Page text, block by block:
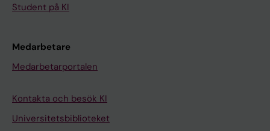
Student på KI
Medarbetare
Medarbetarportalen
Kontakta och besök KI
Universitetsbiblioteket